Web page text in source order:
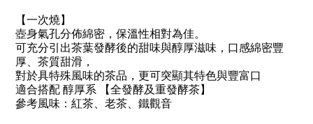
【一次燒】
壺身氣孔分佈綿密，保溫性相對為佳。
可充分引出茶葉發酵後的甜味與醇厚滋味，口感綿密豐
厚、茶質甜滑，
對於具特殊風味的茶品，更可突顯其特色與豐富口
適合搭配 醇厚系 【全發酵及重發酵茶】
參考風味：紅茶、老茶、鐵觀音